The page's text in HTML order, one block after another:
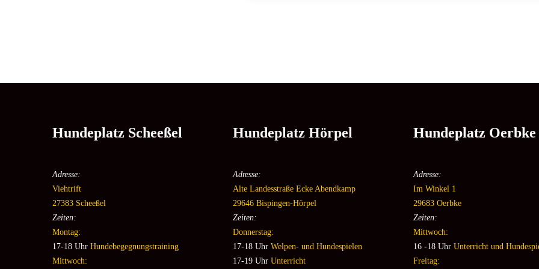
Hundeplatz Scheeßel
Adresse:
Viehtrift
27383 Scheeßel
Zeiten:
Montag:
17-18 Uhr Hundebegegnungstraining
Mittwoch:
Hundeplatz Hörpel
Adresse:
Alte Landesstraße Ecke Abendkamp
29646 Bispingen-Hörpel
Zeiten:
Donnerstag:
17-18 Uhr Welpen- und Hundespielen
17-19 Uhr Unterricht
Hundeplatz Oerbke
Adresse:
Im Winkel 1
29683 Oerbke
Zeiten:
Mittwoch:
16 -18 Uhr Unterricht und
Freitag: